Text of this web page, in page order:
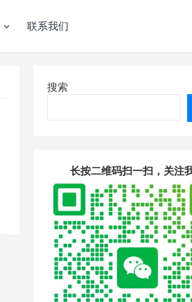
联系我们
搜索
长按二维码扫一扫，关注